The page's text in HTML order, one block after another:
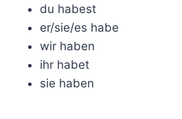
du habest
er/sie/es habe
wir haben
ihr habet
sie haben